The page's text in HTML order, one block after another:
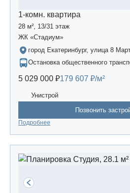
1-комн. квартира
28 м², 13/31 этаж
ЖК «Стадиум»
город Екатеринбург, улица 8
Остановка общественного
5 029 000 ₽179 607 ₽/м²
Унистрой
Позвонить
Подробнее